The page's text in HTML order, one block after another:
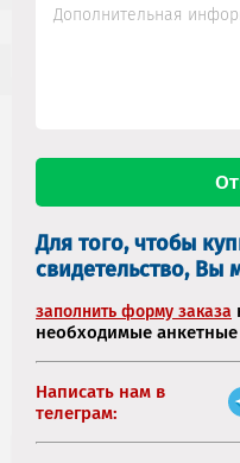
Для того, чтобы
свидетельство, Вы
заполнить форму заказа
необходимые
Написать нам в
телеграм: